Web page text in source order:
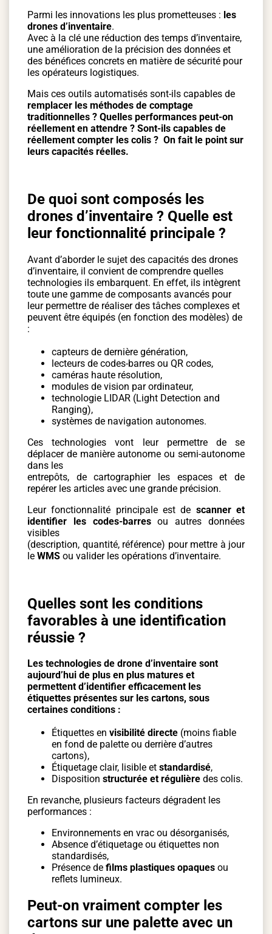
Parmi les innovations les plus prometteuses : les
drones d’inventaire.
Avec à la clé une réduction des temps d’inventaire,
une amélioration de la précision des données et
des bénéfices concrets en matière de sécurité pour
les opérateurs logistiques.
Mais ces outils automatisés sont-ils capables de
remplacer les méthodes de comptage
traditionnelles ? Quelles performances peut-on
réellement en attendre ? Sont-ils capables de
réellement compter les colis ? On fait le point sur
leurs capacités réelles.
De quoi sont composés les
drones d’inventaire ? Quelle est
leur fonctionnalité principale ?
Avant d’aborder le sujet des capacités des drones
d’inventaire, il convient de comprendre quelles
technologies ils embarquent. En effet, ils intègrent
toute une gamme de composants avancés pour
leur permettre de réaliser des tâches complexes et
peuvent être équipés (en fonction des modèles) de
:
capteurs de dernière génération,
lecteurs de codes-barres ou QR codes,
caméras haute résolution,
modules de vision par ordinateur,
technologie LIDAR (Light Detection and
Ranging),
systèmes de navigation autonomes.
Ces technologies vont leur permettre de se
déplacer de manière autonome ou semi-autonome
dans les
entrepôts, de cartographier les espaces et de
repérer les articles avec une grande précision.
Leur fonctionnalité principale est de scanner et
identifier les codes-barresou autres données
visibles
(description, quantité, référence) pour mettre à jour
le WMS ou valider les opérations d’inventaire.
Quelles sont les conditions
favorables à une identification
réussie ?
Les technologies de drone d’inventaire sont
aujourd’hui de plus en plus matures et
permettent d’identifier efficacement les
étiquettes présentes sur les cartons, sous
certaines conditions :
Étiquettes en visibilité directe (moins fiable
en fond de palette ou derrière d’autres
cartons),
Étiquetage clair, lisible et standardisé,
Disposition structurée et régulière des colis.
En revanche, plusieurs facteurs dégradent les
performances :
Environnements en vrac ou désorganisés,
Absence d’étiquetage ou étiquettes non
standardisés,
Présence de films plastiques opaques ou
reflets lumineux.
Peut-on vraiment compter les
cartons sur une palette avec un